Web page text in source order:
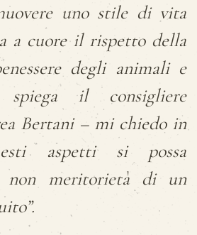
uno stile di vita
a cuore il rispetto della
degli animali e
spiega il consigliere
Bertani – mi chiedo in
aspetti si possa
non meritorietà di un